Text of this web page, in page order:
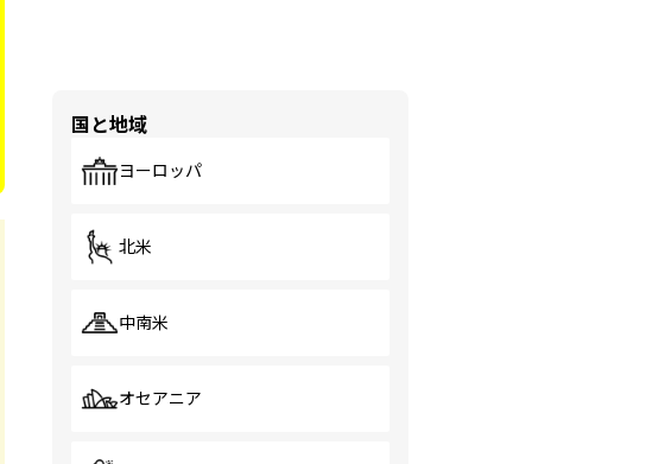
国と地域
ヨーロッパ
北米
中南米
オセアニア